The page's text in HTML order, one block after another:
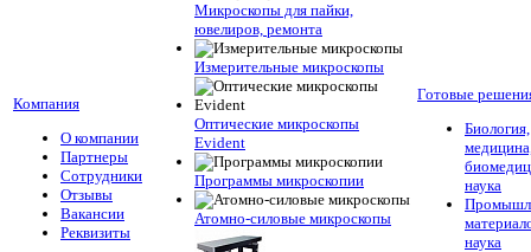
Компания
О компании
Партнеры
Сотрудники
Отзывы
Вакансии
Реквизиты
Микроскопы для пайки,
ювелиров, ремонта
Измерительные микроскопы
Оптические микроскопы
Evident
Программы микроскопии
Атомно-силовые микроскопы
Готовые
Биология,
наука
наука